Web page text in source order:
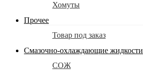
Хомуты
Прочее
Товар под заказ
Смазочно-охлаждающие жидкости
СОЖ